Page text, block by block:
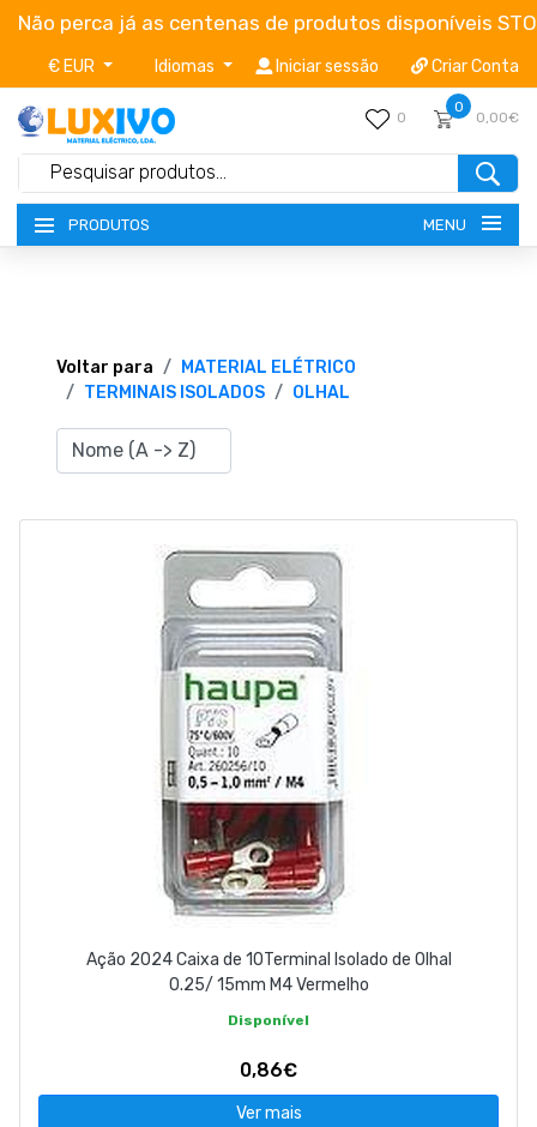
Não perca já as centenas de produtos disponíveis
€ EUR Idiomas Iniciar sessão Criar Conta
0
0
0,00€
PRODUTOS MENU
TERMOS E CONDIÇÕES
geral@luxivo.pt
Voltar para
MATERIAL ELÉTRICO
TERMINAIS ISOLADOS
OLHAL
Ação 2024 Caixa de 10Terminal Isolado de Olhal
0.25/ 15mm M4 Vermelho
Disponível
0,86€
Ver mais